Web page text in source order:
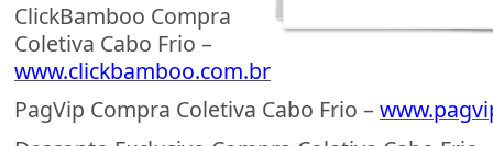
ClickBamboo Compra
Coletiva Cabo Frio –
www.clickbamboo.com.br
PagVip Compra Coletiva Cabo Frio –